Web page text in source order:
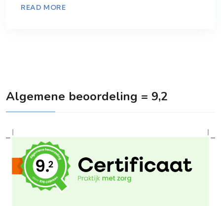
READ MORE
Algemene beoordeling = 9,2